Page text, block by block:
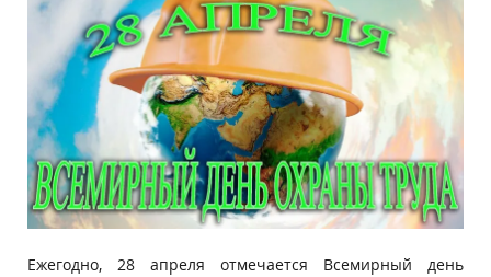
Ежегодно, 28 апреля отмечается Всемирный день